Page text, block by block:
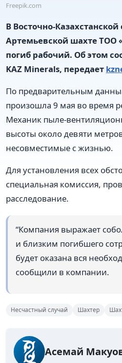
Freepik.com
В Восточно-Казахстанской
Артемьевской шахте ТОО
погиб рабочий. Об этом
KAZ Minerals, передает
По предварительным
произошла 9 мая во время
Механик пыле-
высоты около девяти
несовместимые с жизнью.
Для установления всех
специальная комиссия,
расследование.
“Компания выражает
и близким погибшего
будет оказана вся
сообщили в компании.
Несчастный случай Шахтер
Асемай